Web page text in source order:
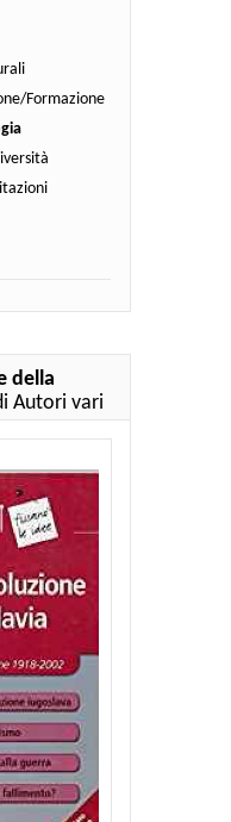
Formazione
della
Autori vari